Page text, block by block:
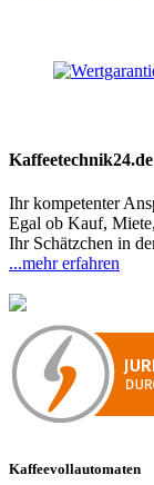
Kaffeetechnik24.de
Ihr kompetenter
Egal ob Kauf,
Ihr Schätzchen in
...mehr erfahren
Kaffeevollautomaten